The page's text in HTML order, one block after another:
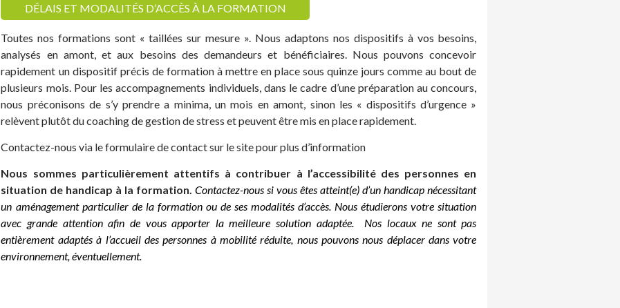
DÉLAIS ET MODALITÉS D’ACCÈS À LA FORMATION
Toutes nos formations sont « taillées sur mesure ». Nous adaptons nos dispositifs à vos besoins,
analysés en amont, et aux besoins des demandeurs et bénéficiaires. Nous pouvons concevoir
rapidement un dispositif précis de formation à mettre en place sous quinze jours comme au bout de
plusieurs mois. Pour les accompagnements individuels, dans le cadre d’une préparation au concours,
nous préconisons de s’y prendre a minima, un mois en amont, sinon les « dispositifs d’urgence »
relèvent plutôt du coaching de gestion de stress et peuvent être mis en place rapidement.
Contactez-nous via le formulaire de contact sur le site pour plus d’information
Nous sommes particulièrement attentifs à contribuer à l’accessibilité des personnes en
situation de handicap à la formation. Contactez-nous si vous êtes atteint(e) d’un handicap nécessitant
un aménagement particulier de la formation ou de ses modalités d’accès. Nous étudierons votre situation
avec grande attention afin de vous apporter la meilleure solution adaptée. Nos locaux ne sont pas
entièrement adaptés à l’accueil des personnes à mobilité réduite, nous pouvons nous déplacer dans votre
environnement, éventuellement.